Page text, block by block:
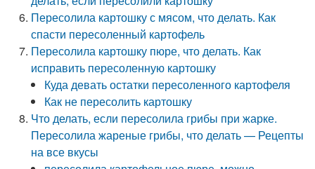
Пересолила картошку с мясом, что делать. Как
спасти пересоленный картофель
Пересолила картошку пюре, что делать. Как
исправить пересоленную картошку
Куда девать остатки пересоленного картофеля
Как не пересолить картошку
Что делать, если пересолила грибы при жарке.
Пересолила жареные грибы, что делать — Рецепты
на все вкусы